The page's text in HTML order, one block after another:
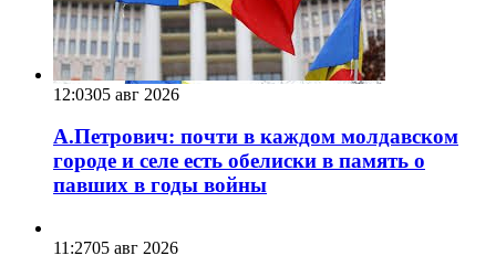
12:0305 авг 2026
А.Петрович: почти в каждом молдавском
городе и селе есть обелиски в память о
павших в годы войны
11:2705 авг 2026